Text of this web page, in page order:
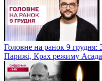
Головне на ранок 9 грудня:
Парижі, Крах режиму Асада